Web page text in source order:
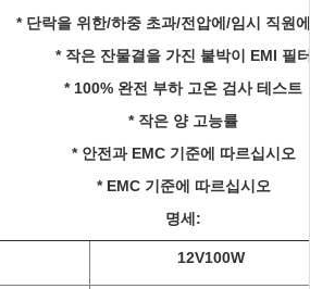
* 단락을 위한/하중 초과/전압에/임시 직원
* 작은 잔물결을 가진 붙박이 EMI 필
* 100% 완전 부하 고온 검사 테스트
* 작은 양 고능률
* 안전과 EMC 기준에 따르십시오
* EMC 기준에 따르십시오
명세:
12V100W